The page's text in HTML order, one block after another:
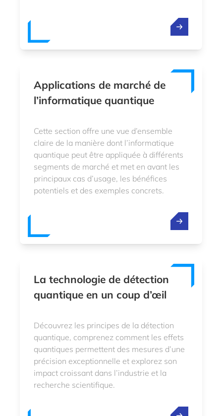
Applications de marché de
l’informatique quantique
Cette section offre une vue d’ensemble
claire de la manière dont l’informatique
quantique peut être appliquée à différents
segments de marché et met en avant les
principaux cas d’usage, les bénéfices
potentiels et des exemples concrets.
La technologie de détection
quantique en un coup d’œil
Découvrez les principes de la détection
quantique, comprenez comment les effets
quantiques permettent des mesures d’une
précision exceptionnelle et explorez son
impact croissant dans l’industrie et la
recherche scientifique.